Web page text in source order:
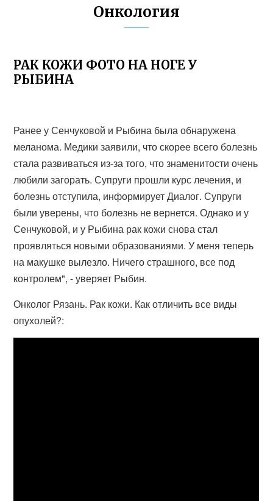
Онкология
РАК КОЖИ ФОТО НА НОГЕ У
РЫБИНА
Ранее у Сенчуковой и Рыбина была обнаружена
меланома. Медики заявили, что скорее всего болезнь
стала развиваться из-за того, что знаменитости очень
любили загорать. Супруги прошли курс лечения, и
болезнь отступила, информирует Диалог. Супруги
были уверены, что болезнь не вернется. Однако и у
Сенчуковой, и у Рыбина рак кожи снова стал
проявляться новыми образованиями. У меня теперь
на макушке вылезло. Ничего страшного, все под
контролем", - уверяет Рыбин.
Онколог Рязань. Рак кожи. Как отличить все виды
опухолей?: